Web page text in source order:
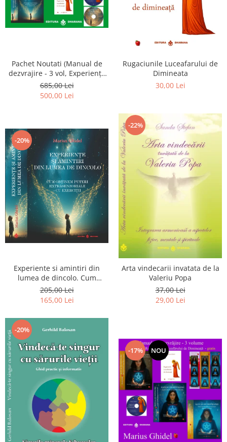
Pachet Noutati (Manual de
dezvrajire - 3 vol, Experiențe
și amintiri, Rugăciunile
Luceafarului de dimineata) -
Marius Ghidel
685,00 Lei
500,00 Lei
Rugaciunile Luceafarului de
Dimineata
30,00 Lei
-20%
Experiente si amintiri din
lumea de dincolo. Cum
obtinem puteri
extrasenzoriale - cu exercitii
205,00 Lei
165,00 Lei
-22%
Arta vindecarii invatata de la
Valeriu Popa
37,00 Lei
29,00 Lei
-20%
-17% NOU